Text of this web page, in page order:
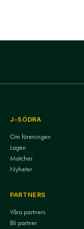
J-SÖDRA
Om föreningen
Lagen
Matcher
Nyheter
PARTNERS
Våra partners
Bli partner